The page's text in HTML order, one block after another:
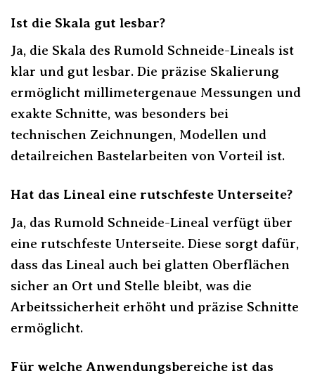
Ist die Skala gut lesbar?
Ja, die Skala des Rumold Schneide-Lineals ist
klar und gut lesbar. Die präzise Skalierung
ermöglicht millimetergenaue Messungen und
exakte Schnitte, was besonders bei
technischen Zeichnungen, Modellen und
detailreichen Bastelarbeiten von Vorteil ist.
Hat das Lineal eine rutschfeste Unterseite?
Ja, das Rumold Schneide-Lineal verfügt über
eine rutschfeste Unterseite. Diese sorgt dafür,
dass das Lineal auch bei glatten Oberflächen
sicher an Ort und Stelle bleibt, was die
Arbeitssicherheit erhöht und präzise Schnitte
ermöglicht.
Für welche Anwendungsbereiche ist das